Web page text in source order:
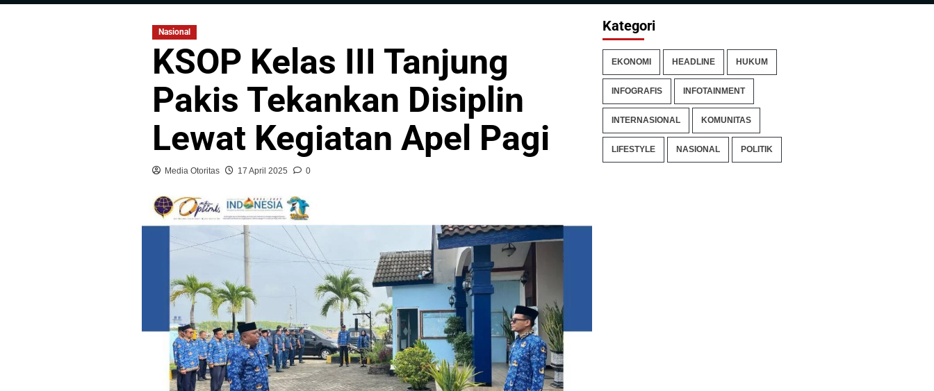
Nasional
KSOP Kelas III Tanjung
Pakis Tekankan Disiplin
Lewat Kegiatan Apel Pagi
Media Otoritas 17 April 2025 0
Kategori
EKONOMI HEADLINE HUKUM
INFOGRAFIS INFOTAINMENT
INTERNASIONAL KOMUNITAS
LIFESTYLE NASIONAL POLITIK